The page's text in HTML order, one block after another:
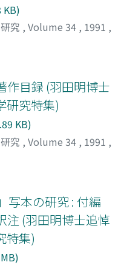
KB)
究 , Volume 34 , 1991 ,
作目録 (羽田明博士
研究特集)
KB)
究 , Volume 34 , 1991 ,
写本の研究 : 付編
注 (羽田明博士追悼
特集)